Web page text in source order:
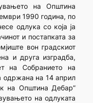
на Општина
1990 година, по
одлука со која ја
и постапката за
вон градскиот
и друга изградба,
на Собранието на
одржана на 14 април
на Општина Дебар”
на одлуката